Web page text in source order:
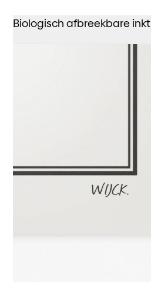
Biologisch afbreekbare inkt